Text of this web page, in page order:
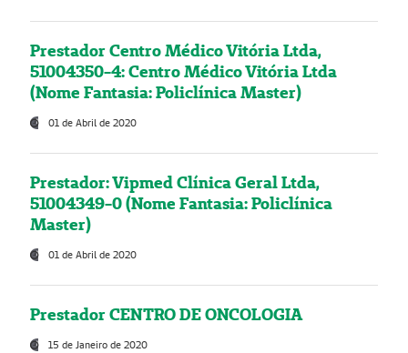
Prestador Centro Médico Vitória Ltda,
51004350-4: Centro Médico Vitória Ltda
(Nome Fantasia: Policlínica Master)
01 de Abril de 2020
Prestador: Vipmed Clínica Geral Ltda,
51004349-0 (Nome Fantasia: Policlínica
Master)
01 de Abril de 2020
Prestador CENTRO DE ONCOLOGIA
15 de Janeiro de 2020